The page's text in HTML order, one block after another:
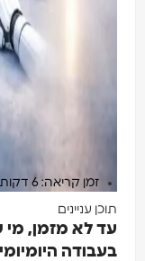
זמן קריאה: 6 דקות
תוכן עניינים
עד לא מזמן, מי
בעבודה היומיומית